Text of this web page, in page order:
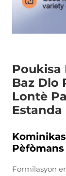
Poukisa
Baz Dlo
Lontè
Estanda
Formilasyon